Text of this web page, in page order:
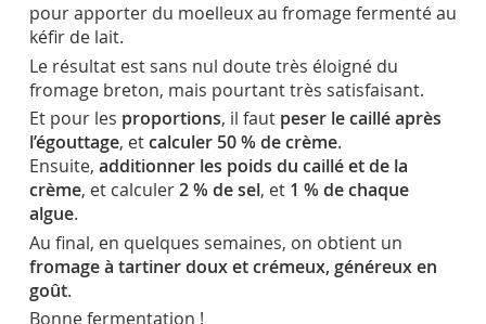
pour apporter du moelleux au fromage fermenté au
kéfir de lait.
Le résultat est sans nul doute très éloigné du
fromage breton, mais pourtant très satisfaisant.
Et pour les proportions, il faut peser le caillé après
l’égouttage, etcalculer 50 % de crème.
Ensuite, additionner les poids du caillé et de la
crème, et calculer2 % de sel, et 1 % de chaque
algue.
Au final, en quelques semaines, on obtient un
fromage à tartiner doux et crémeux, généreux en
goût.
Bonne fermentation !